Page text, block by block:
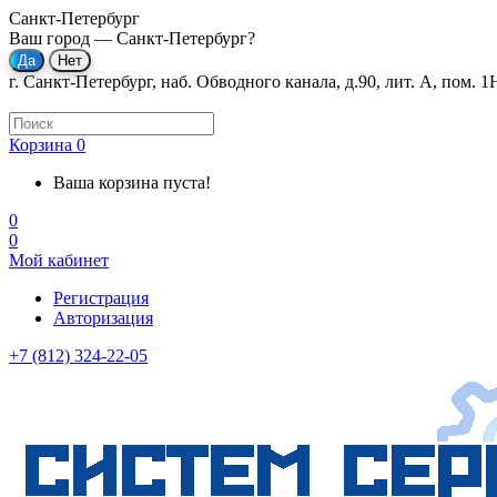
Санкт-Петербург
Ваш город — Санкт-Петербург?
г. Санкт-Петербург, наб. Обводного канала, д.90, лит. А, пом.
Корзина 0
Ваша корзина пуста!
0
0
Мой кабинет
Регистрация
Авторизация
+7 (812) 324-22-05